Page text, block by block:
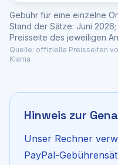
Gebühr für eine einzelne
Stand der Sätze: Juni
Preisseite des jeweiligen
Quelle: offizielle Preisseiten
Klarna
Hinweis zur
Unser Rechner
PayPal-